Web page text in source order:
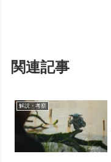
関連記事
解説・考察